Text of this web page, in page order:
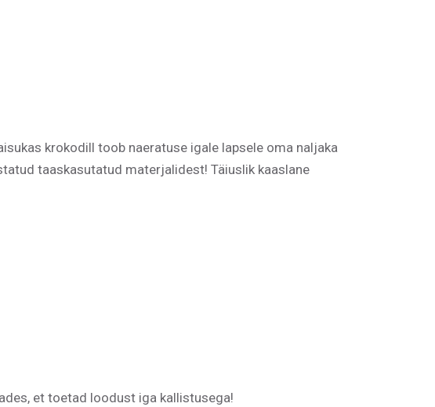
krokodill toob naeratuse igale lapsele oma naljaka
taaskasutatud materjalidest! Täiuslik kaaslane
et toetad loodust iga kallistusega!